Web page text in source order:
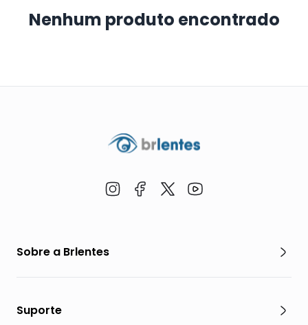
Nenhum produto encontrado
Sobre a Brlentes
Suporte